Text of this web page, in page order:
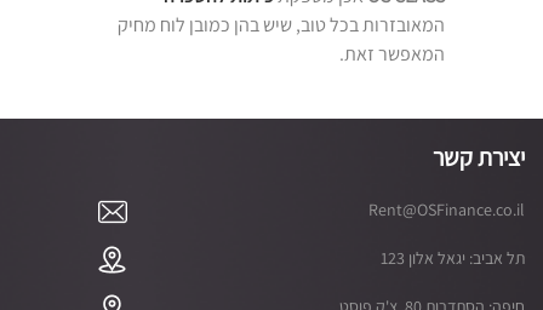
המאובזרות בכל טוב, שיש בהן כמובן לוח מחיק
המאפשר זאת.
יצירת קשר
Rent@OSFinance.co.il
תל אביב: יגאל אלון 123